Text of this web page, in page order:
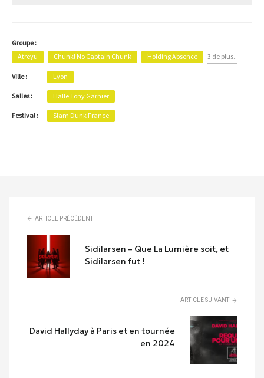
Groupe :
Atreyu
Chunk! No Captain Chunk Holding Absence 3 de plus..
Ville : Lyon
Salles : Halle Tony Garnier
Festival : Slam Dunk France
ARTICLE PRÉCÉDENT
Sidilarsen – Que La Lumière soit, et
Sidilarsen fut !
ARTICLE SUIVANT
David Hallyday à Paris et en tournée
en 2024